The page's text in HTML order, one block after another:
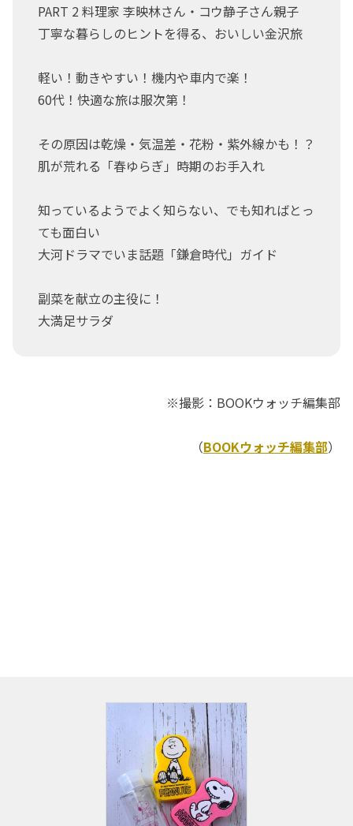
PART 2 料理家 李映林さん・コウ静子さん親子
丁寧な暮らしのヒントを得る、おいしい金沢旅
軽い！動きやすい！機内や車内で楽！
60代！快適な旅は服次第！
その原因は乾燥・気温差・花粉・紫外線かも！？
肌が荒れる「春ゆらぎ」時期のお手入れ
知っているようでよく知らない、でも知ればとっ
ても面白い
大河ドラマでいま話題「鎌倉時代」ガイド
副菜を献立の主役に！
大満足サラダ
※撮影：BOOKウォッチ編集部
（BOOKウォッチ編集部）